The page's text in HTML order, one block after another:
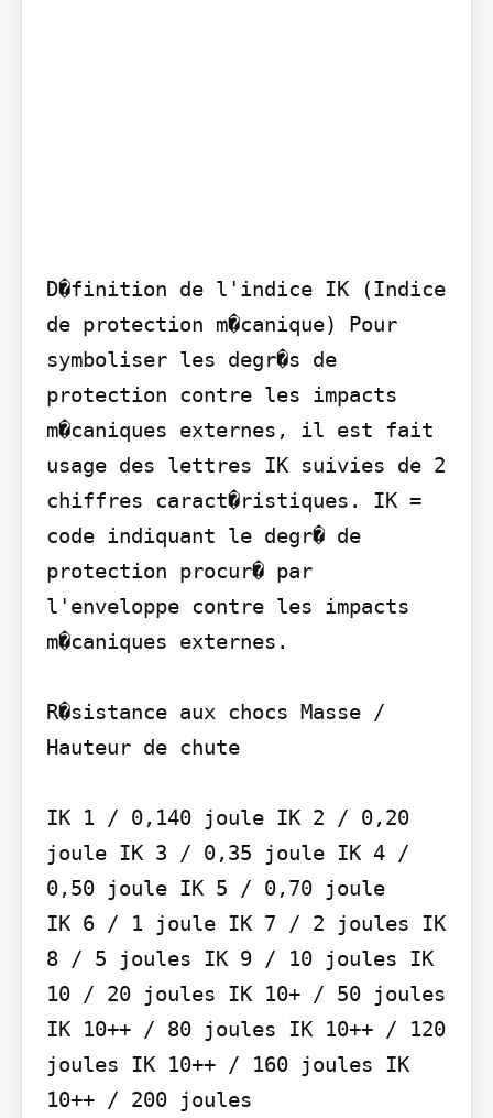
D�finition de l'indice IK (Indice
de protection m�canique) Pour
symboliser les degr�s de
protection contre les impacts
m�caniques externes, il est fait
usage des lettres IK suivies de 2
chiffres caract�ristiques. IK =
code indiquant le degr� de
protection procur� par
l'enveloppe contre les impacts
m�caniques externes.
R�sistance aux chocs Masse /
Hauteur de chute
IK 1 / 0,140 joule IK 2 / 0,20
joule IK 3 / 0,35 joule IK 4 /
0,50 joule IK 5 / 0,70 joule
IK 6 / 1 joule IK 7 / 2 joules IK
8 / 5 joules IK 9 / 10 joules IK
10 / 20 joules IK 10+ / 50 joules
IK 10++ / 80 joules IK 10++ / 120
joules IK 10++ / 160 joules IK
10++ / 200 joules